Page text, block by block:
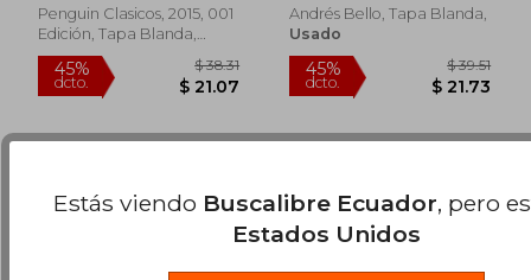
dcto. $ 20.91 dcto. $
Penguin Clasicos, 2015, 001
Edición, Tapa Blanda,
Nuevo
Andrés Bello, Tapa Blanda,
Usado
Estás viendo Buscalibre Ecuador, pero
Estados Unidos